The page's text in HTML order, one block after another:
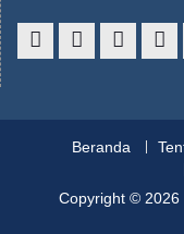
Beranda
Copyright © 2026